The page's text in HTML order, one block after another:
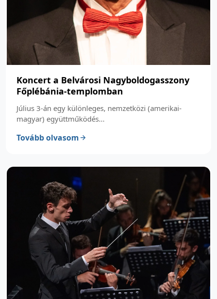
Koncert a Belvárosi Nagyboldogasszony
Főplébánia-templomban
Július 3-án egy különleges, nemzetközi (amerikai-
magyar) együttműködés...
Tovább olvasom